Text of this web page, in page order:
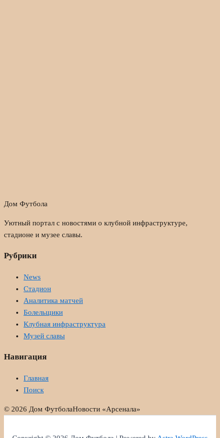
Дом Футбола
Уютный портал с новостями о клубной инфраструктуре,
стадионе и музее славы.
Рубрики
News
Стадион
Аналитика матчей
Болельщики
Клубная инфраструктура
Музей славы
Навигация
Главная
Поиск
© 2026 Дом ФутболаНовости «Арсенала»